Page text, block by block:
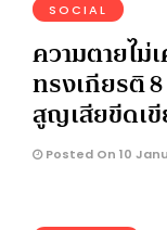
SOCIAL
ความตายไม่
ทรงเกียรติ
สูญเสียขีดเ
Posted On 10